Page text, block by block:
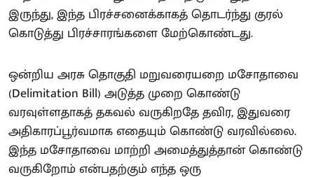
இருந்து, இந்த பிரச்சனைக்காகத் தொடர்ந்து குரல்
கொடுத்து பிரச்சாரங்களை மேற்கொண்டது.
ஒன்றிய அரசு தொகுதி மறுவரையறை மசோதாவை
(Delimitation Bill) அடுத்த முறை கொண்டு
வரவுள்ளதாகத் தகவல் வருகிறதே தவிர, இதுவரை
அதிகாரப்பூர்வமாக எதையும் கொண்டு வரவில்லை.
இந்த மசோதாவை மாற்றி அமைத்துத்தான் கொண்டு
வருகிறோம் என்பதற்கும் எந்த ஒரு